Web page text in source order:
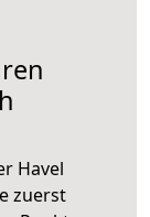
Havel
zuerst